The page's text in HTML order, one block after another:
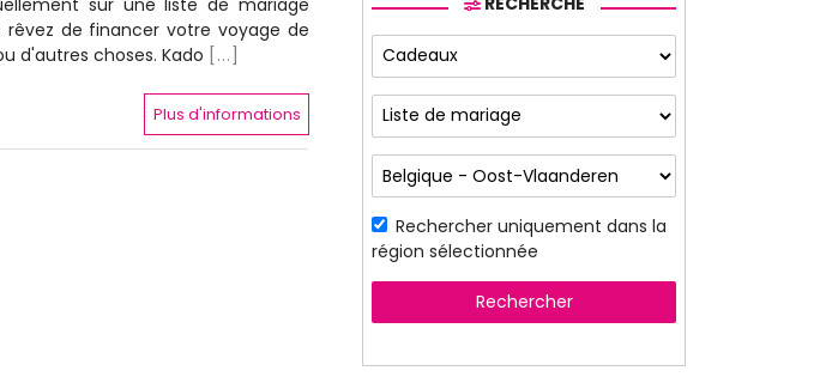
sur une liste de mariage
rêvez de financer votre voyage de
d'autres choses. Kado
[...]
Plus d'informations
Rechercher uniquement dans la
région sélectionnée
Rechercher